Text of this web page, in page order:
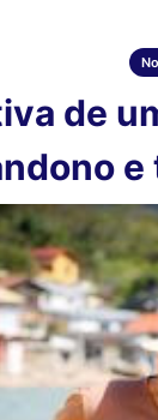
de